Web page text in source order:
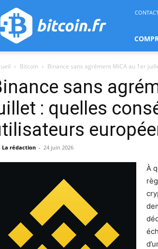
Bitcoin Binance sans agrément MiCA au 1er
sans
: quelles
La rédaction - 24 juin 2026
À